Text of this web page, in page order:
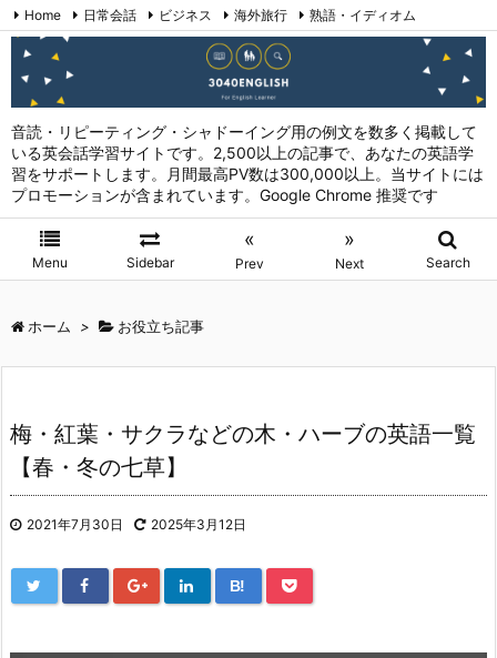
音読・リピーティング・シャドーイング用の例文を数多く掲載して
いる英会話学習サイトです。2,500以上の記事で、あなたの英語学
習をサポートします。月間最高PV数は300,000以上。当サイトには
プロモーションが含まれています。Google Chrome 推奨です
Menu Sidebar
«
Prev
»
Next Search
Home 日常会話 ビジネス 海外旅行
熟語・イディオム
英会話表現 (日本語→英語)
お問い合わせ
ホーム > お役立ち記事
梅・紅葉・サクラなどの木・ハーブの英語一覧
【春・冬の七草】
2021年7月30日 2025年3月12日
B!